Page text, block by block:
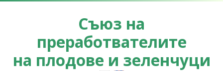
Съюз на
преработвателите
на плодове и зеленчуци